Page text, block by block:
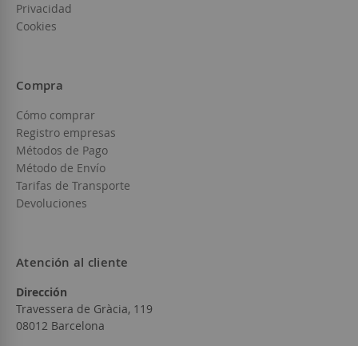
Privacidad
Cookies
Compra
Cómo comprar
Registro empresas
Métodos de Pago
Método de Envío
Tarifas de Transporte
Devoluciones
Atención al cliente
Dirección
Travessera de Gràcia, 119
08012 Barcelona